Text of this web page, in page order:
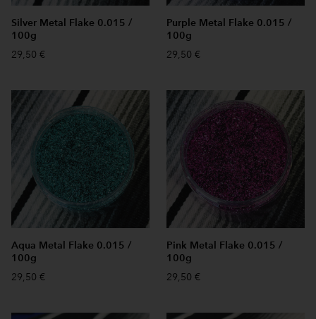
Silver Metal Flake 0.015 /
100g
29,50 €
Purple Metal Flake 0.015 /
100g
29,50 €
Aqua Metal Flake 0.015 /
100g
29,50 €
Pink Metal Flake 0.015 /
100g
29,50 €